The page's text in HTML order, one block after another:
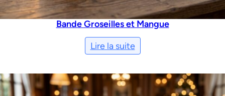
Bande Groseilles et Mangue
Lire la suite